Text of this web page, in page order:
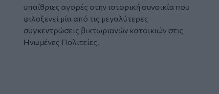
υπαίθριες αγορές στην ιστορική συνοικία που
φιλοξενεί μία από τις μεγαλύτερες
συγκεντρώσεις βικτωριανών κατοικιών στις
Ηνωμένες Πολιτείες.